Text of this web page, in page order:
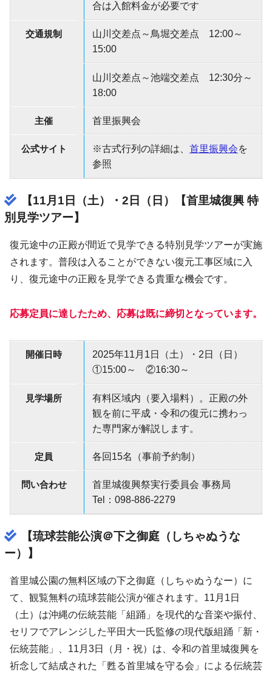
合は入館料金が必要です
交通規制
山川交差点～鳥堀交差点 12:00～
15:00
山川交差点～池端交差点 12:30分～
18:00
主催 首里振興会
公式サイト ※古式行列の詳細は、 首里振興会を
参照
【11月1日（土）・2日（日）【首里城復興 特
別見学ツアー】
復元途中の正殿が間近で見学できる特別見学ツアーが実施
されます。普段は入ることができない復元工事区域に入
り、復元途中の正殿を見学できる貴重な機会です。
応募定員に達したため、応募は既に締切となっています。
開催日時
2025年11月1日（土）・2日（日）
①15:00～ ②16:30～
見学場所
有料区域内（要入場料）。正殿の外
観を前に平成・令和の復元に携わっ
た専門家が解説します。
定員 各回15名（事前予約制）
問い合わせ
首里城復興祭実行委員会 事務局
Tel：098-886-2279
【琉球芸能公演＠下之御庭（しちゃぬうな
ー）】
首里城公園の無料区域の下之御庭（しちゃぬうなー）に
て、観覧無料の琉球芸能公演が催されます。11月1日
（土）は沖縄の伝統芸能「組踊」を現代的な音楽や振付、
セリフでアレンジした平田大一氏監修の現代版組踊「新・
伝統芸能」、11月3日（月・祝）は、令和の首里城復興を
祈念して結成された「甦る首里城を守る会」による伝統芸